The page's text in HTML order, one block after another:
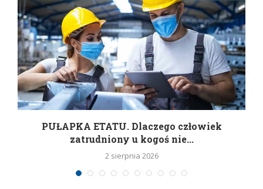
PUŁAPKA ETATU. Dlaczego człowiek
zatrudniony u kogoś nie...
2 sierpnia 2026